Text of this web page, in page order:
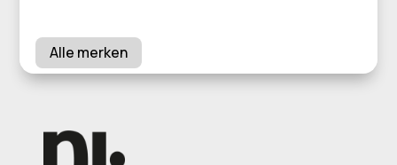
Alle merken